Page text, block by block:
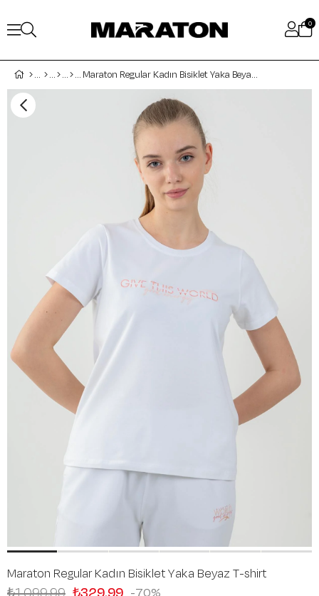
0
Maraton Regular Kadın Bisiklet Yaka Beyaz T-shirt
Maraton Regular Kadın Bisiklet Yaka Beyaz T-shirt